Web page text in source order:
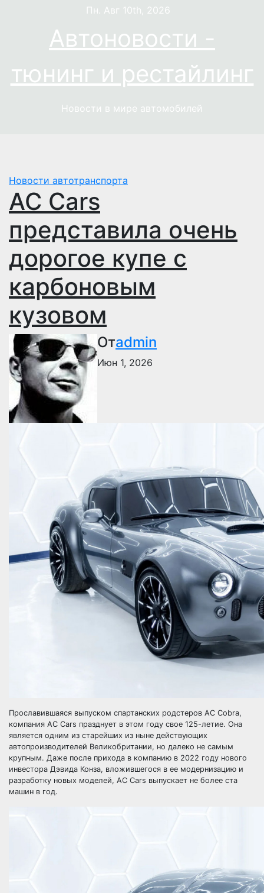
содержимому
Пн. Авг 10th, 2026
Автоновости -
тюнинг и рестайлинг
Новости в мире автомобилей
Новости автотранспорта
AC Cars
представила очень
дорогое купе с
карбоновым
кузовом
Отadmin
Июн 1, 2026
Прославившаяся выпуском спартанских родстеров AC Cobra,
компания AC Cars празднует в этом году свое 125-летие. Она
является одним из старейших из ныне действующих
автопроизводителей Великобритании, но далеко не самым
крупным. Даже после прихода в компанию в 2022 году нового
инвестора Дэвида Конза, вложившегося в ее модернизацию и
разработку новых моделей, AC Cars выпускает не более ста
машин в год.